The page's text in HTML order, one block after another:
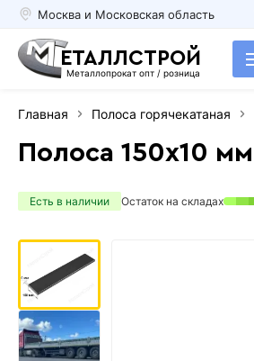
Москва и Московская область
ЕТАЛЛСТРОЙ
Металлопрокат опт / розница
Главная Полоса горячекатаная
Полоса 150х10 мм
Есть в наличии Остаток на складах